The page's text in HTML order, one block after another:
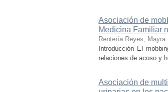
Asociación de
Medicina Familiar
Rentería Reyes, Mayra
Introducción El
relaciones de acoso y
Asociación de